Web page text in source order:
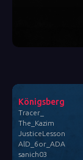
Königsberg
Tracer_
The_Kazim
JusticeLesson
AlD_6or_ADA
sanich03